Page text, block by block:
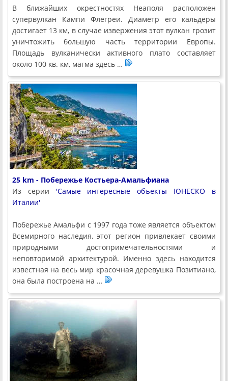
В ближайших окрестностях Неаполя расположен
супервулкан Кампи Флегреи. Диаметр его кальдеры
достигает 13 км, в случае извержения этот вулкан грозит
уничтожить большую часть территории Европы.
Площадь вулканически активного плато составляет
около 100 кв. км, магма здесь …
25 km - Побережье Костьера-Амальфиана
Из серии 'Самые интересные объекты ЮНЕСКО в
Италии'
Побережье Амальфи с 1997 года тоже является объектом
Всемирного наследия, этот регион привлекает своими
природными достопримечательностями и
неповторимой архитектурой. Именно здесь находится
известная на весь мир красочная деревушка Позитиано,
она была построена на …